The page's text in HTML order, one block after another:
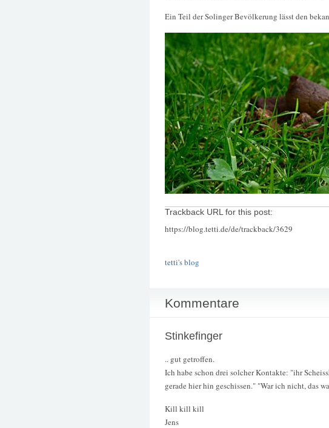
Ein Teil der Solinger Bevölkerung lässt den
Trackback URL for this post:
https://blog.tetti.de/de/trackback/3629
tetti's blog
Kommentare
Stinkefinger
.. gut getroffen.
Ich habe schon drei solcher Kontakte: "ihr
gerade hier hin geschissen." "War ich nicht, das
Kill kill kill
Jens